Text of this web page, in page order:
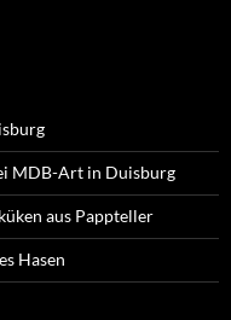
MDB-Art in Duisburg
aus Pappteller
Hasen